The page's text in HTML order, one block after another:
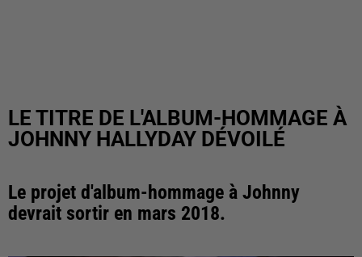
LE TITRE DE L'ALBUM-HOMMAGE À
JOHNNY HALLYDAY DÉVOILÉ
Le projet d'album-hommage à Johnny
devrait sortir en mars 2018.